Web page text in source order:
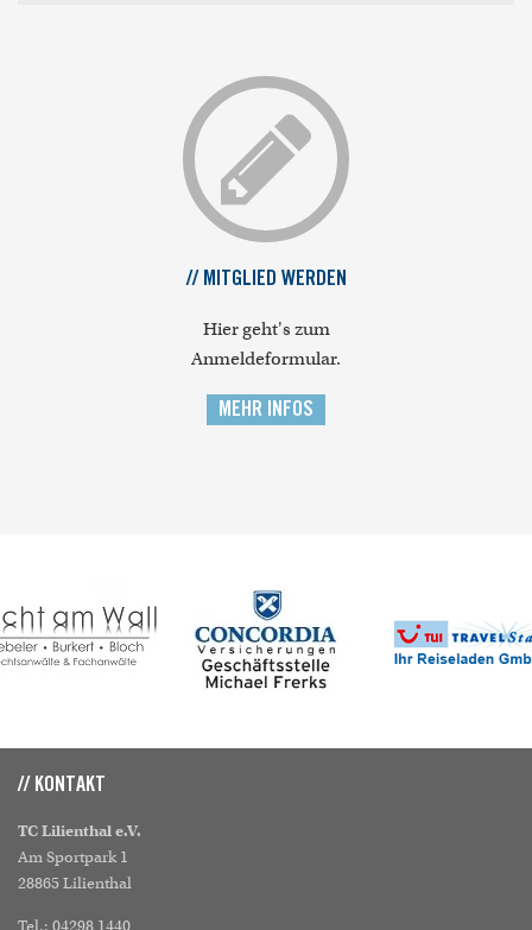
// MITGLIED WERDEN
Hier geht's zum
Anmeldeformular.
MEHR INFOS
// KONTAKT
TC Lilienthal e.V.
Am Sportpark 1
28865 Lilienthal